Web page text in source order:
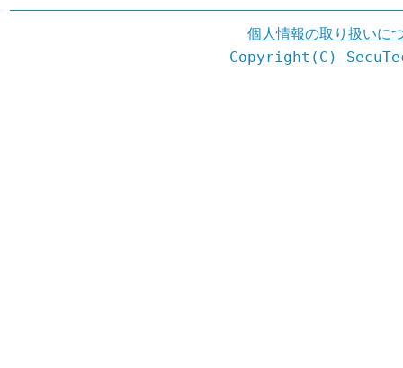
個人情報の取り扱いに
Copyright(C)